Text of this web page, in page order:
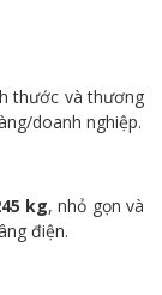
thước và thương
doanh nghiệp.
kg, nhỏ gọn và
điện.